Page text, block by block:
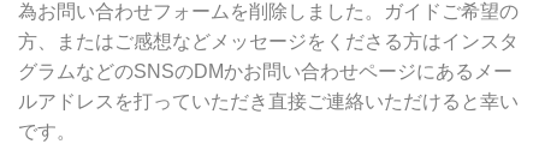
為お問い合わせフォームを削除しました。ガイドご希望の
方、またはご感想などメッセージをくださる方はインスタ
グラムなどのSNSのDMかお問い合わせページにあるメー
ルアドレスを打っていただき直接ご連絡いただけると幸い
です。